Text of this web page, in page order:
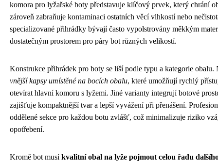
komora pro lyžařské boty představuje klíčový prvek, který chrání
zároveň zabraňuje kontaminaci ostatních věcí vlhkostí nebo
specializované přihrádky bývají často vypolstrovány měkkým
dostatečným prostorem pro páry bot různých velikostí.
Konstrukce přihrádek pro boty se liší podle typu a kategorie obalu.
vnější kapsy umístěné na bocích obalu, které umožňují rychlý
otevírat hlavní komoru s lyžemi. Jiné varianty integrují botové
zajišťuje kompaktnější tvar a lepší vyvážení při přenášení.
oddělené sekce pro každou botu zvlášť, což minimalizuje riziko
opotřebení.
Kromě bot musíkvalitní obal na lyže pojmout celou řadu